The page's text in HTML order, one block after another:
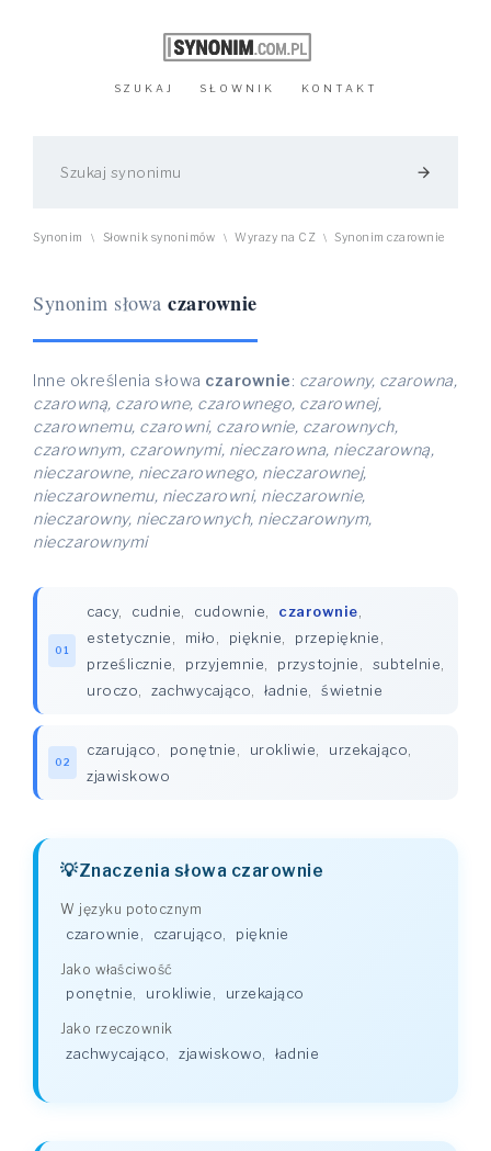
SZUKAJ SŁOWNIK KONTAKT
arrow_forward
Synonim \ Słownik synonimów \ Wyrazy na CZ \ Synonim czarownie
Synonim słowa czarownie
Inne określenia słowa czarownie: czarowny, czarowna,
czarowną, czarowne, czarownego, czarownej,
czarownemu, czarowni, czarownie, czarownych,
czarownym, czarownymi, nieczarowna, nieczarowną,
nieczarowne, nieczarownego, nieczarownej,
nieczarownemu, nieczarowni, nieczarownie,
nieczarowny, nieczarownych, nieczarownym,
nieczarownymi
01
cacy, cudnie cudownie czarownie
estetycznie
miło pięknie przepięknie
prześlicznie
przyjemnie przystojnie subtelnie
uroczo
zachwycająco ładnie świetnie
02
czarująco ponętnie urokliwie urzekająco
zjawiskowo
Znaczenia słowa czarownie
W języku potocznym
czarownie czarująco pięknie
Jako właściwość
ponętnie, urokliwie, urzekająco
Jako rzeczownik
zachwycająco zjawiskowo ładnie